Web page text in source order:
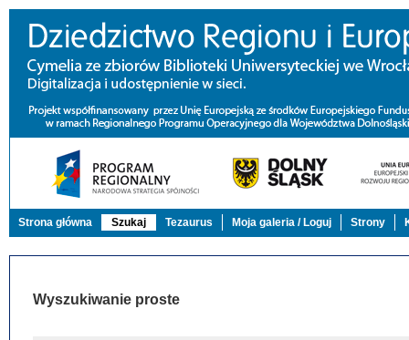
Strona główna Szukaj Tezaurus Moja galeria / Loguj Strony
Wyszukiwanie proste